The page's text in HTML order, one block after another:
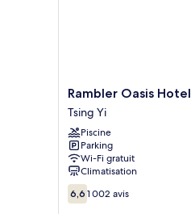
Rambler
Oasis
Hotel
Tsing
Yi
Rambler Oasis Hotel
Tsing Yi
Piscine
Parking
Wi-Fi gratuit
Climatisation
6.6
sur
6,6 1 002 avis